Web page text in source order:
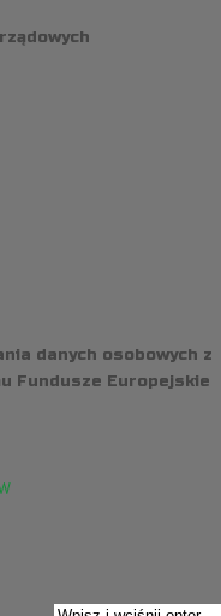
danych osobowych z
Fundusze Europejskie